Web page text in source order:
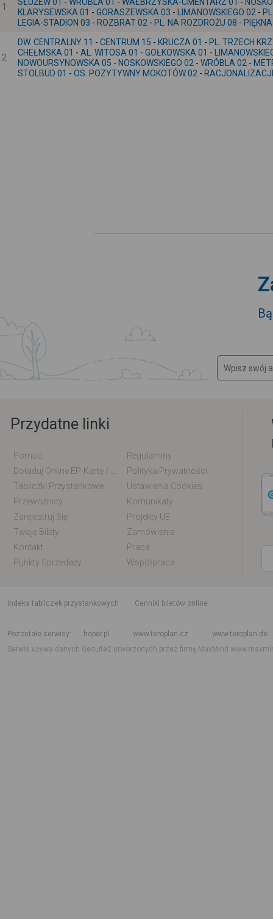
1
KLARYSEWSKA 01 - GORASZEWSKA 03 - LIMANOWSKIEGO 02 -
LEGIA-STADION 03 - ROZBRAT 02 - PL. NA ROZDROŻU 08 -
2
DW. CENTRALNY 11 - CENTRUM 15 - KRUCZA 01 - PL. TRZECH
CHEŁMSKA 01 - AL. WITOSA 01 - GOŁKOWSKA 01 -
NOWOURSYNOWSKA 05 - NOSKOWSKIEGO 02 - WRÓBLA 02 -
STOLBUD 01 - OS. POZYTYWNY MOKOTÓW 02 -
Przydatne linki
Pomoc
Regulaminy
Polityka Prywatności
Tabliczki Przystankowe
Ustawienia Cookies
Przewoźnicy
Komunikaty
Zarejestruj Się
Projekty UE
Twoje Bilety
Zamówienia
Kontakt
Praca
Punkty Sprzedaży
Współpraca
indeks tabliczek przystankowych
Cenniki biletów online
Pozostałe serwisy
hoper.pl www.teroplan.cz
www.teroplan.de
Serwis używa danych GeoLite2 stworzonych przez firmę MaxMind